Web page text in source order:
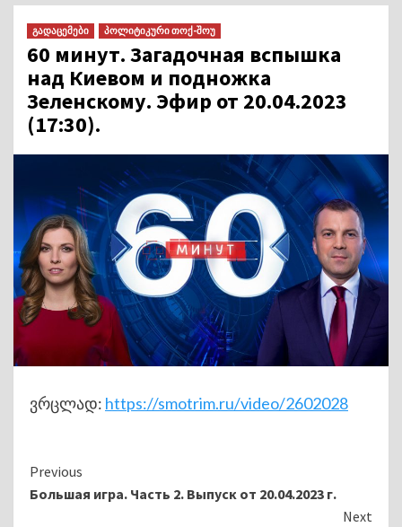
გადაცემები პოლიტიკური თოქ-შოუ
60 минут. Загадочная вспышка
над Киевом и подножка
Зеленскому. Эфир от 20.04.2023
(17:30).
ვრცლად: https://smotrim.ru/video/2602028
Continue
Reading
Previous
Большая игра. Часть 2. Выпуск от 20.04.2023 г.
Next